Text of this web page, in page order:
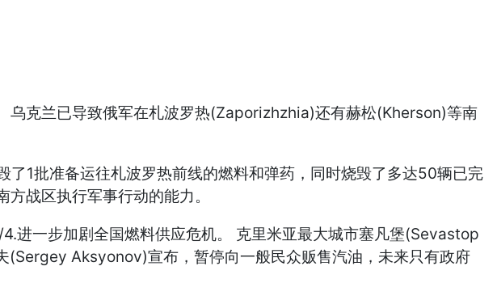
乌克兰已导致俄军在札波罗热(Zaporizhzhia)还有赫松(Kherson)等南
1批准备运往札波罗热前线的燃料和弹药，同时烧毁了多达50辆已完
战区执行军事行动的能力。
进一步加剧全国燃料供应危机。 克里米亚最大城市塞凡堡(Sevastop
Aksyonov)宣布，暂停向一般民众贩售汽油，未来只有政府